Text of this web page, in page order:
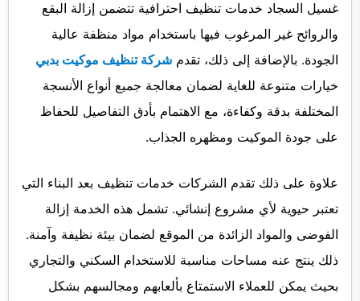
غسيل السجاد خدمات تنظيف احترافية تتضمن إزالة البقع
والروائح غير المرغوب فيها باستخدام مواد منظفة عالية
الجودة. بالإضافة إلى ذلك، تقدم شركة تنظيف موكيت بدبي
خيارات متنوعة للغاية لضمان معالجة جميع أنواع الأنسجة
المختلفة بدقة وكفاءة، مع الاهتمام بأدق التفاصيل للحفاظ
على جودة الموكيت ومظهره الجذاب.
علاوة على ذلك تقدم الشركات خدمات تنظيف بعد البناء التي
تعتبر حيوية لأي مشروع إنشائي. تشمل هذه الخدمة إزالة
الفوضى والمواد الزائدة من الموقع لضمان بيئة نظيفة وآمنة.
ذلك ينتج عنه مساحات مناسبة للاستخدام السكني والتجاري
بحيث يمكن للعملاء الاستمتاع بألعابهم ومجالسهم بشكل